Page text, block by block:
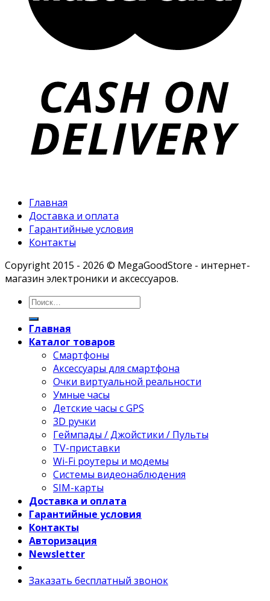
Главная
Доставка и оплата
Гарантийные условия
Контакты
Copyright 2015 - 2026 © MegaGoodStore - интернет-
магазин электроники и аксессуаров.
Главная
Каталог товаров
Смартфоны
Аксессуары для смартфона
Очки виртуальной реальности
Умные часы
Детские часы с GPS
3D ручки
Геймпады / Джойстики / Пульты
TV-приставки
Wi-Fi роутеры и модемы
Системы видеонаблюдения
SIM-карты
Доставка и оплата
Гарантийные условия
Контакты
Авторизация
Newsletter
Заказать бесплатный звонок